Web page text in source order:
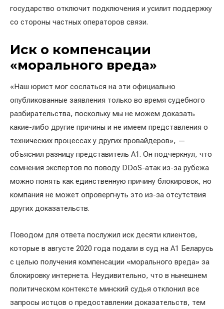
государство отключит подключения и усилит поддержку
со стороны частных операторов связи.
Иск о компенсации
«морального вреда»
«Наш юрист мог сослаться на эти официально
опубликованные заявления только во время судебного
разбирательства, поскольку мы не можем доказать
какие-либо другие причины и не имеем представления о
технических процессах у других провайдеров», —
объяснил разницу представитель A1. Он подчеркнул, что
сомнения экспертов по поводу DDoS-атак из-за рубежа
можно понять как единственную причину блокировок, но
компания не может опровергнуть это из-за отсутствия
других доказательств.
Поводом для ответа послужил иск десяти клиентов,
которые в августе 2020 года подали в суд на A1 Беларусь
с целью получения компенсации «морального вреда» за
блокировку интернета. Неудивительно, что в нынешнем
политическом контексте минский судья отклонил все
запросы истцов о предоставлении доказательств, тем